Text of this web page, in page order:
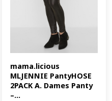
mama.licious
MLJENNIE PantyHOSE
2PACK A. Dames Panty
–...